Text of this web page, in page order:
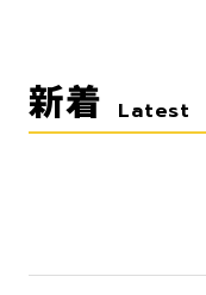
新着 Latest